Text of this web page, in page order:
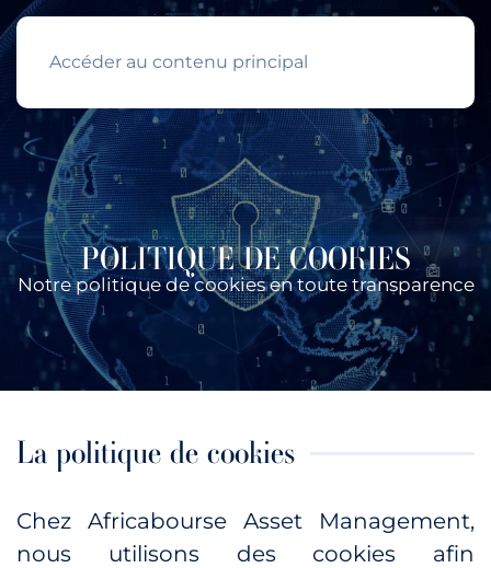
Accéder au contenu principal
POLITIQUE DE COOKIES
Notre politique de cookies en toute transparence
La politique de cookies
Chez Africabourse Asset Management,
nous utilisons des cookies afin